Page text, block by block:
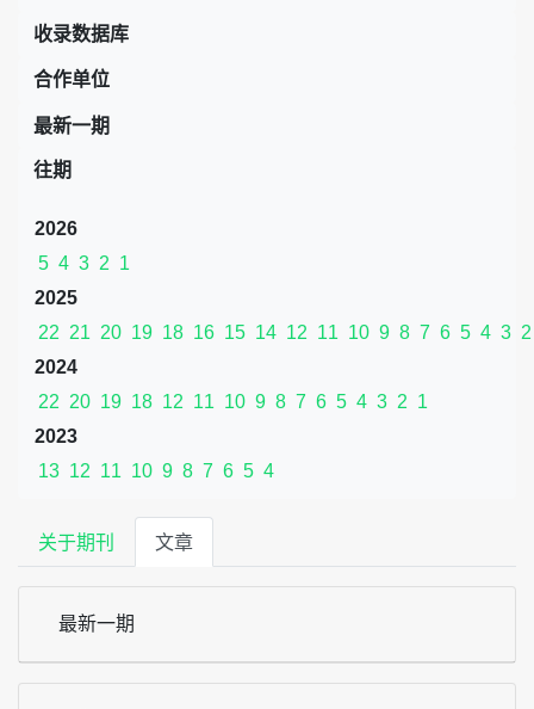
收录数据库
合作单位
最新一期
往期
2026
5 4 3 2 1
2025
22 21 20 19 18 16 15 14 12 11 10 9 8 7 6 5 4 3 2
2024
22 20 19 18 12 11 10 9 8 7 6 5 4 3 2 1
2023
13 12 11 10 9 8 7 6 5 4
关于期刊 文章
最新一期